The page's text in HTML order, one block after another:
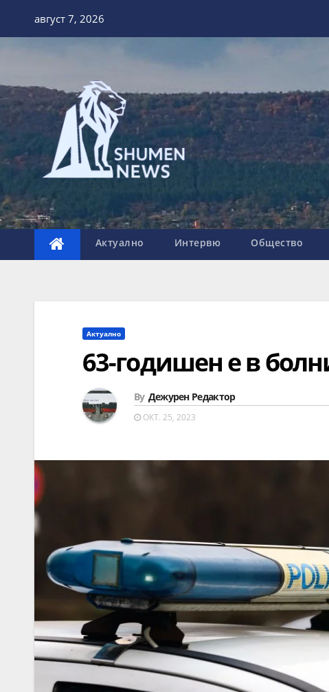
август 7, 2026
Актуално Интервю Общество
Актуално
63-годишен е в
By Дежурен Редактор
ОКТ. 25, 2023